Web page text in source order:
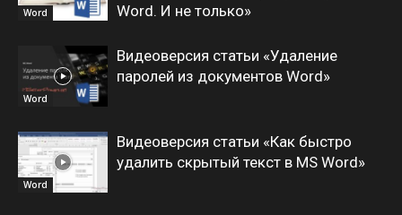
Word
Word. И не только»
Word
Видеоверсия статьи «Удаление
паролей из документов Word»
Word
Видеоверсия статьи «Как быстро
удалить скрытый текст в MS Word»